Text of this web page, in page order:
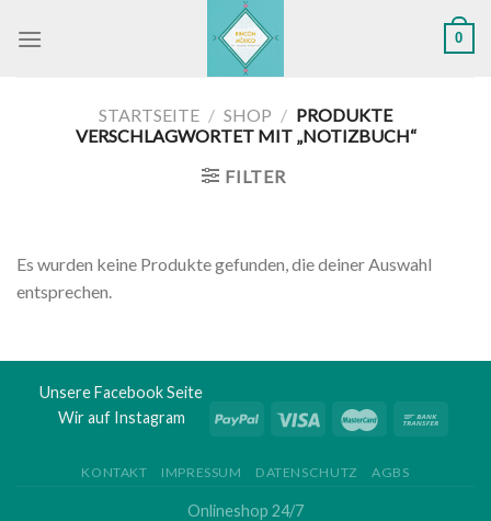
0
STARTSEITE / SHOP / PRODUKTE
VERSCHLAGWORTET MIT „NOTIZBUCH“
FILTER
Es wurden keine Produkte gefunden, die deiner Auswahl
entsprechen.
Unsere Facebook Seite
Wir auf Instagram
KONTAKT IMPRESSUM DATENSCHUTZ AGBS
Onlineshop 24/7